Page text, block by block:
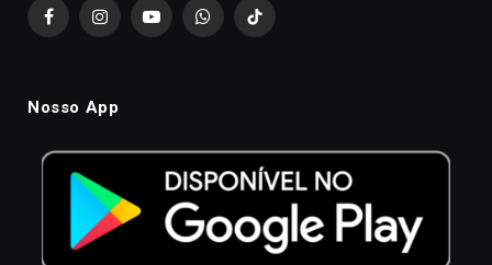
FacebookInstagramYouTubeWhatsAppTikTok
Nosso App